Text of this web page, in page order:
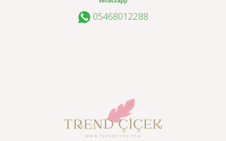
05468012288